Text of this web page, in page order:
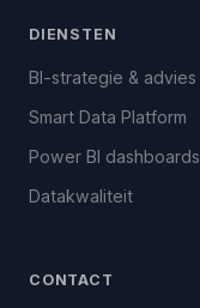
DIENSTEN
BI-strategie & advies
Smart Data Platform
Power BI dashboards
Datakwaliteit
CONTACT